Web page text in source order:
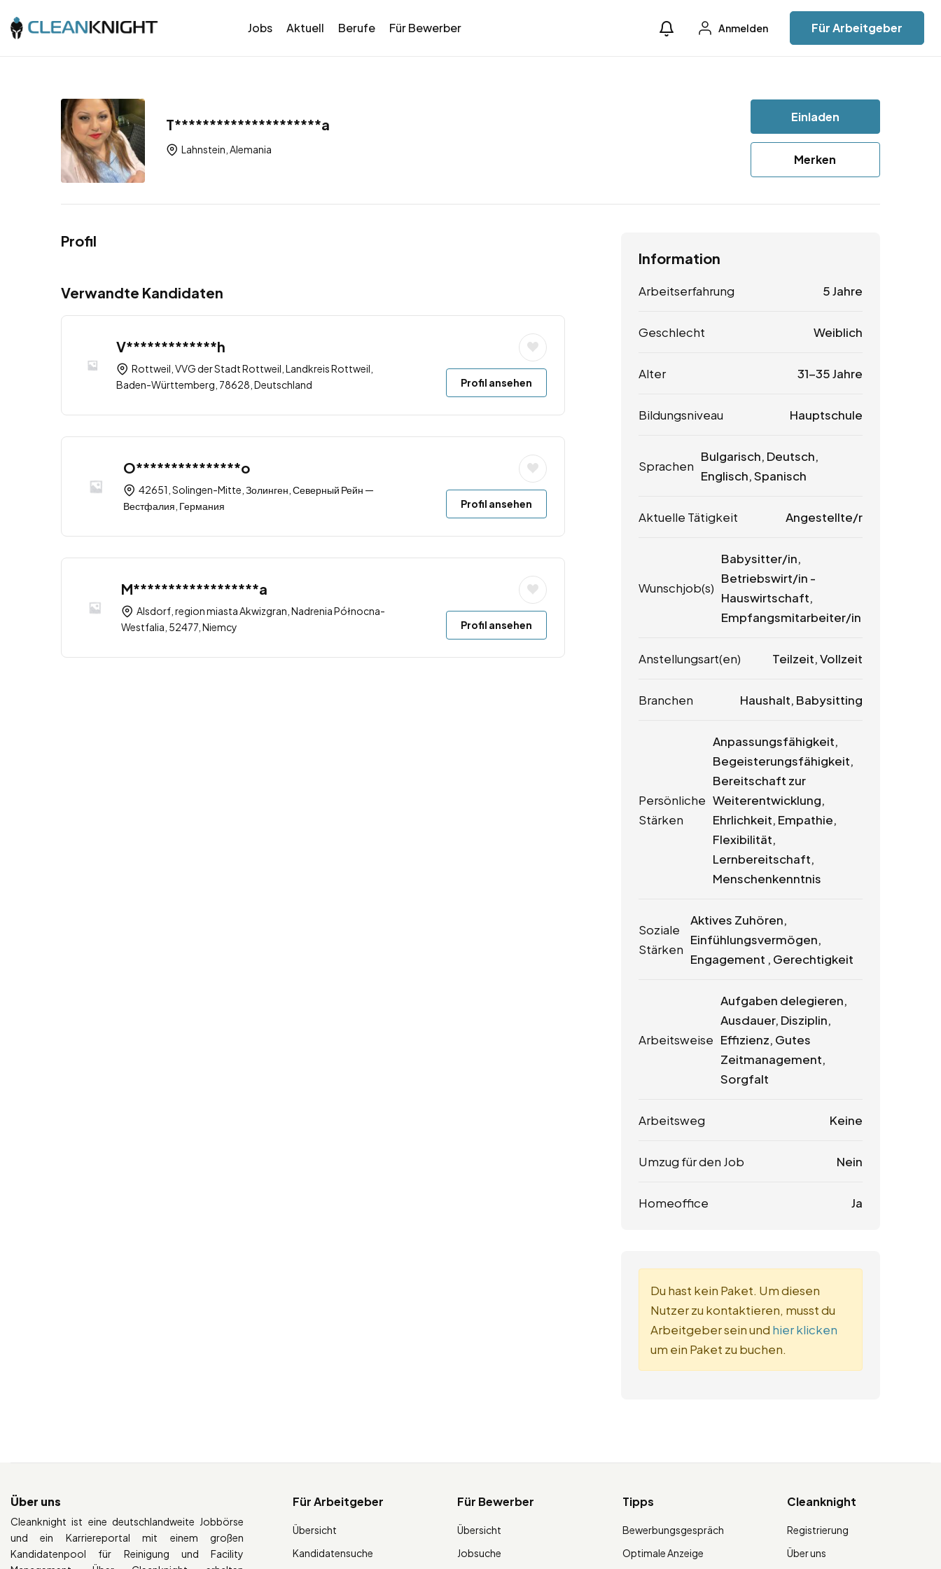
Jobs Aktuell Berufe Für Bewerber Anmelden Für Arbeitgeber
T*********************a
Lahnstein, Alemania
Einladen
Merken
Profil
Verwandte Kandidaten
V*************h
Rottweil, VVG der Stadt Rottweil, Landkreis Rottweil,
Baden-Württemberg, 78628, Deutschland
Profil ansehen
O***************o
42651, Solingen-Mitte, Золинген, Северный Рейн —
Вестфалия, Германия
Profil ansehen
M******************a
Alsdorf, region miasta Akwizgran, Nadrenia Północna-
Westfalia, 52477, Niemcy
Profil ansehen
Information
Arbeitserfahrung 5 Jahre
Geschlecht Weiblich
Alter 31-35 Jahre
Bildungsniveau Hauptschule
Sprachen
Bulgarisch, Deutsch,
Englisch, Spanisch
Aktuelle Tätigkeit Angestellte/r
Wunschjob(s)
Babysitter/in,
Betriebswirt/in -
Hauswirtschaft,
Empfangsmitarbeiter/in
Anstellungsart(en) Teilzeit, Vollzeit
Branchen Haushalt, Babysitting
Persönliche
Stärken
Anpassungsfähigkeit,
Begeisterungsfähigkeit,
Bereitschaft zur
Weiterentwicklung,
Ehrlichkeit, Empathie,
Flexibilität,
Lernbereitschaft,
Menschenkenntnis
Soziale
Stärken
Aktives Zuhören,
Einfühlungsvermögen,
Engagement , Gerechtigkeit
Arbeitsweise
Aufgaben delegieren,
Ausdauer, Disziplin,
Effizienz, Gutes
Zeitmanagement,
Sorgfalt
Arbeitsweg Keine
Umzug für den Job Nein
Homeoffice Ja
Du hast kein Paket. Um diesen
Nutzer zu kontaktieren, musst du
Arbeitgeber sein und hier klicken
um ein Paket zu buchen.
Über uns
Cleanknight ist eine deutschlandweite Jobbörse
und ein Karriereportal mit einem großen
Kandidatenpool für Reinigung und Facility
Für Arbeitgeber
Übersicht
Kandidatensuche
Für Bewerber
Übersicht
Jobsuche
Tipps
Bewerbungsgespräch
Optimale Anzeige
Cleanknight
Registrierung
Über uns